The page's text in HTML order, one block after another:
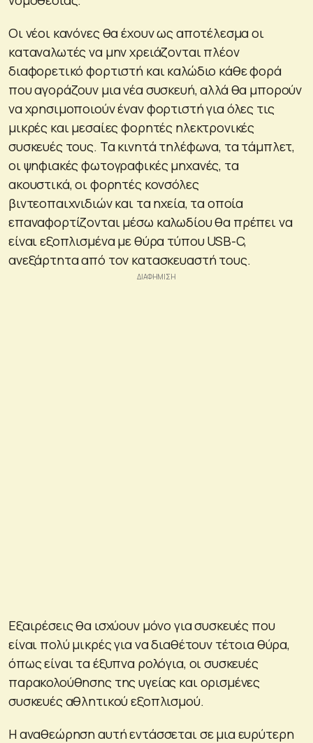
Οι νέοι κανόνες θα έχουν ως αποτέλεσμα οι
καταναλωτές να μην χρειάζονται πλέον
διαφορετικό φορτιστή και καλώδιο κάθε φορά
που αγοράζουν μια νέα συσκευή, αλλά θα μπορούν
να χρησιμοποιούν έναν φορτιστή για όλες τις
μικρές και μεσαίες φορητές ηλεκτρονικές
συσκευές τους. Τα κινητά τηλέφωνα, τα τάμπλετ,
οι ψηφιακές φωτογραφικές μηχανές, τα
ακουστικά, οι φορητές κονσόλες
βιντεοπαιχνιδιών και τα ηχεία, τα οποία
επαναφορτίζονται μέσω καλωδίου θα πρέπει να
είναι εξοπλισμένα με θύρα τύπου USB-C,
ανεξάρτητα από τον κατασκευαστή τους.
Εξαιρέσεις θα ισχύουν μόνο για συσκευές που
είναι πολύ μικρές για να διαθέτουν τέτοια θύρα,
όπως είναι τα έξυπνα ρολόγια, οι συσκευές
παρακολούθησης της υγείας και ορισμένες
συσκευές αθλητικού εξοπλισμού.
Η αναθεώρηση αυτή εντάσσεται σε μια ευρύτερη